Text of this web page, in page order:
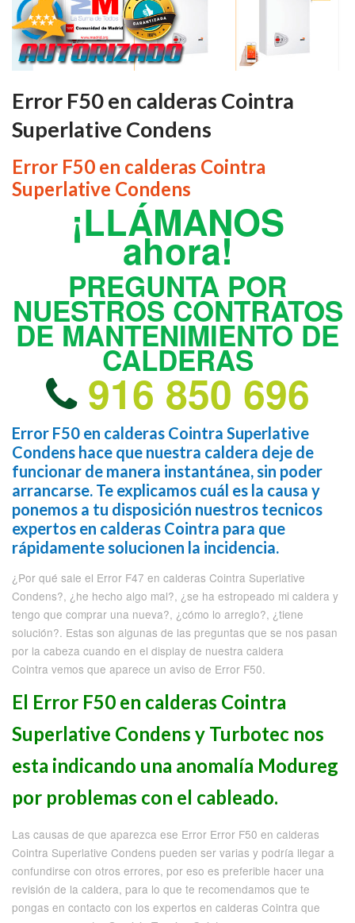
Error F50 en calderas Cointra
Superlative Condens
Error F50 en calderas Cointra
Superlative Condens
¡LLÁMANOS
ahora!
PREGUNTA POR
NUESTROS CONTRATOS
DE MANTENIMIENTO DE
CALDERAS
916 850 696
Error F50 en calderas Cointra Superlative
Condens hace que nuestra caldera deje de
funcionar de manera instantánea, sin poder
arrancarse. Te explicamos cuál es la causa y
ponemos a tu disposición nuestros tecnicos
expertos en calderas Cointra para que
rápidamente solucionen la incidencia.
¿Por qué sale el Error F47 en calderas Cointra Superlative
Condens?, ¿he hecho algo mal?, ¿se ha estropeado mi caldera y
tengo que comprar una nueva?, ¿cómo lo arreglo?, ¿tiene
solución?. Estas son algunas de las preguntas que se nos pasan
por la cabeza cuando en el display de nuestra caldera
Cointra vemos que aparece un aviso de Error F50.
El Error F50 en calderas Cointra
Superlative Condens y Turbotec nos
esta indicando una anomalía Modureg
por problemas con el cableado.
Las causas de que aparezca ese Error Error F50 en calderas
Cointra Superlative Condens pueden ser varias y podría llegar a
confundirse con otros errores, por eso es preferible hacer una
revisión de la caldera, para lo que te recomendamos que te
pongas en contacto con los expertos en calderas Cointra que